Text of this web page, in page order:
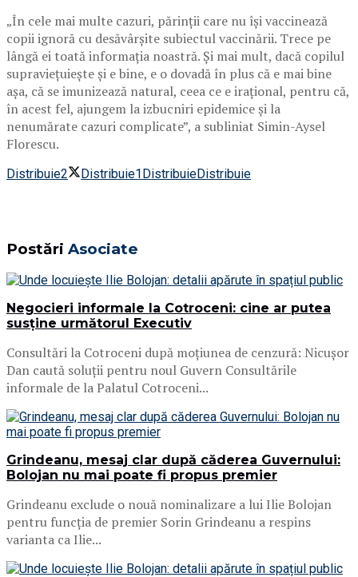
„În cele mai multe cazuri, părinţii care nu îşi vaccinează
copii ignoră cu desăvârşite subiectul vaccinării. Trece pe
lângă ei toată informaţia noastră. Şi mai mult, dacă copilul
supravieţuieşte şi e bine, e o dovadă în plus că e mai bine
aşa, că se imunizează natural, ceea ce e iraţional, pentru că,
în acest fel, ajungem la izbucniri epidemice şi la
nenumărate cazuri complicate”, a subliniat Simin-Aysel
Florescu.
Distribuie2 Distribuie1DistribuieDistribuie
Postări Asociate
Negocieri informale la Cotroceni: cine ar putea
susține următorul Executiv
Consultări la Cotroceni după moțiunea de cenzură: Nicușor
Dan caută soluții pentru noul Guvern Consultările
informale de la Palatul Cotroceni...
Grindeanu, mesaj clar după căderea Guvernului:
Bolojan nu mai poate fi propus premier
Grindeanu exclude o nouă nominalizare a lui Ilie Bolojan
pentru funcția de premier Sorin Grindeanu a respins
varianta ca Ilie...